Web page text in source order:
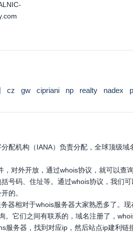
cz gw cipriani np realty nadex
配机构（IANA）负责分配，全球顶级
对外开放，通过whois协议，就可以查
号码、住址等。通过whois协议，我们
的。
器相对于whois服务器大家熟悉多了。
。它们之间有联系的，域名注册了，
服务器，找到对应ip，然后站点ip建利